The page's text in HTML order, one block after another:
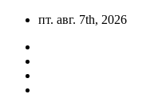
Skip
content
пт. авг. 7th, 2026